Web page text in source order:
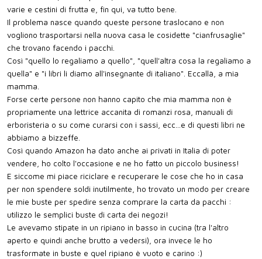
varie e cestini di frutta e, fin qui, va tutto bene.
Il problema nasce quando queste persone traslocano e non
vogliono trasportarsi nella nuova casa le cosidette "cianfrusaglie"
che trovano facendo i pacchi.
Così "quello lo regaliamo a quello", "quell'altra cosa la regaliamo a
quella" e "i libri li diamo all'insegnante di italiano". Eccallà, a mia
mamma.
Forse certe persone non hanno capito che mia mamma non è
propriamente una lettrice accanita di romanzi rosa, manuali di
erboristeria o su come curarsi con i sassi, ecc...e di questi libri ne
abbiamo a bizzeffe.
Così quando Amazon ha dato anche ai privati in Italia di poter
vendere, ho colto l'occasione e ne ho fatto un piccolo business!
E siccome mi piace riciclare e recuperare le cose che ho in casa
per non spendere soldi inutilmente, ho trovato un modo per creare
le mie buste per spedire senza comprare la carta da pacchi :
utilizzo le semplici buste di carta dei negozi!
Le avevamo stipate in un ripiano in basso in cucina (tra l'altro
aperto e quindi anche brutto a vedersi), ora invece le ho
trasformate in buste e quel ripiano è vuoto e carino :)